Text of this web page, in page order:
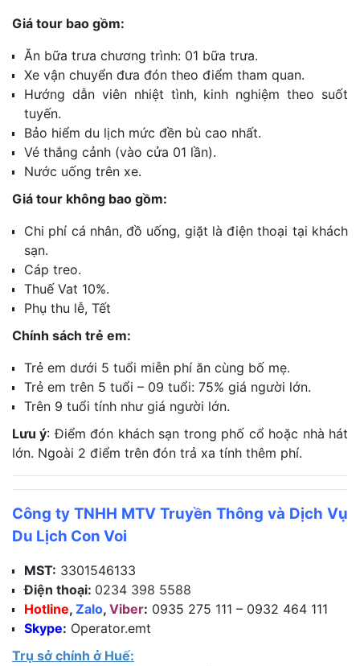
Giá tour bao gồm:
Ăn bữa trưa chương trình: 01 bữa trưa.
Xe vận chuyển đưa đón theo điểm tham quan.
Hướng dẫn viên nhiệt tình, kinh nghiệm theo suốt
tuyến.
Bảo hiểm du lịch mức đền bù cao nhất.
Vé thắng cảnh (vào cửa 01 lần).
Nước uống trên xe.
Giá tour không bao gồm:
Chi phí cá nhân, đồ uống, giặt là điện thoại tại khách
sạn.
Cáp treo.
Thuế Vat 10%.
Phụ thu lễ, Tết
Chính sách trẻ em:
Trẻ em dưới 5 tuổi miễn phí ăn cùng bố mẹ.
Trẻ em trên 5 tuổi – 09 tuổi: 75% giá người lớn.
Trên 9 tuổi tính như giá người lớn.
Lưu ý: Điểm đón khách sạn trong phố cổ hoặc nhà hát
lớn. Ngoài 2 điểm trên đón trả xa tính thêm phí.
Công ty TNHH MTV Truyền Thông và Dịch Vụ
Du Lịch Con Voi
MST: 3301546133
Điện thoại: 0234 398 5588
Hotline, Zalo, Viber: 0935 275 111 – 0932 464 111
Skype: Operator.emt
Trụ sở chính ở Huế: